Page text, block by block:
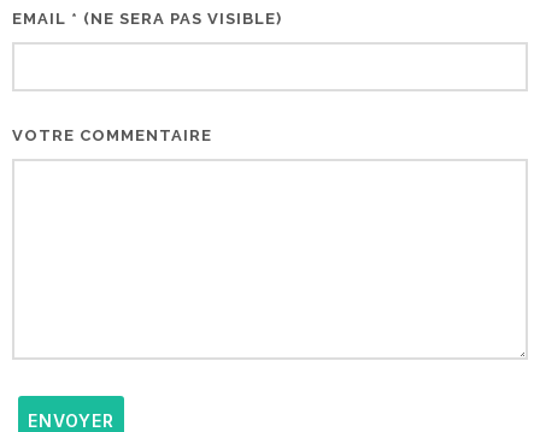
EMAIL * (NE SERA PAS VISIBLE)
VOTRE COMMENTAIRE
ENVOYER